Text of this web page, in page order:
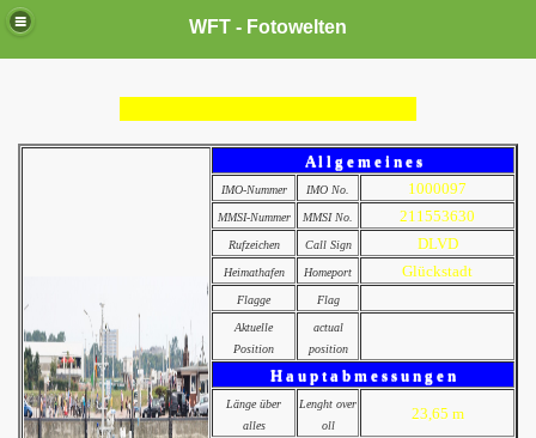
WFT - Fotowelten
A l l g e m e i n e s
IMO-Nummer IMO No. 1000097
MMSI-Nummer MMSI No. 211553630
Rufzeichen Call Sign DLVD
Heimathafen Homeport Glückstadt
Flagge Flag
Aktuelle
Position
actual
position
H a u p t a b m e s s u n g e n
Länge über
alles
Lenght over
oll
23,65 m